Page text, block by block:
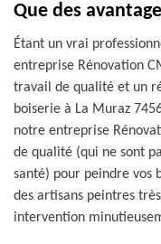
Que des
Étant un vrai
entreprise Rénovation
travail de qualité et un
boiserie à La Muraz
notre entreprise
de qualité (qui ne sont
santé) pour peindre vos
des artisans peintres
intervention